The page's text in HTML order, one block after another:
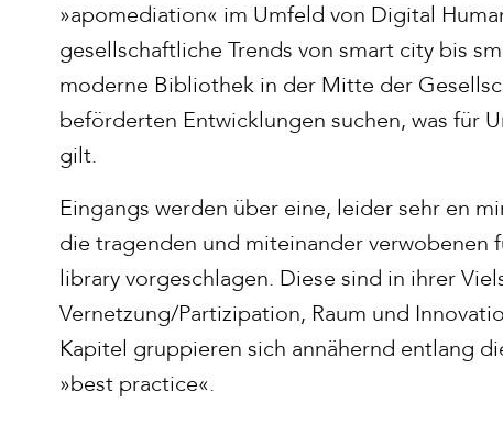
»apomediation« im Umfeld von Digital
gesellschaftliche Trends von smart city bis
moderne Bibliothek in der Mitte der
beförderten Entwicklungen suchen, was für
gilt.
Eingangs werden über eine, leider sehr en
die tragenden und miteinander verwobenen
library vorgeschlagen. Diese sind in ihrer
Vernetzung/Partizipation, Raum und
Kapitel gruppieren sich annähernd entlang
»best practice«.